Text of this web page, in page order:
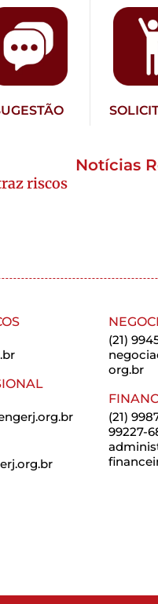
Notícias
riscos
(21)
org.br
(21)
99227-